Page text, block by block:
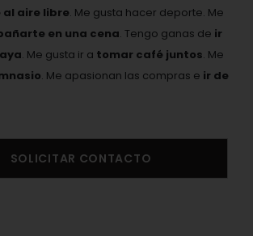
aire libre. Me gusta hacer deporte. Me
en una cena. Tengo ganas de ir
. Me gusta ir a tomar café juntos. Me
. Me apasionan las compras e ir de
SOLICITAR CONTACTO